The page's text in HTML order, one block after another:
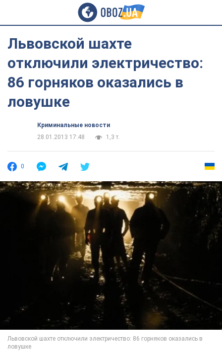
Львовской шахте
отключили электричество:
86 горняков оказались в
ловушке
Криминальные новости
28.01.2013 17:48
1,3 т.
0